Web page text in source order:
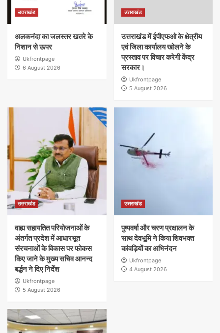
उत्तराखंड
अलकनंदा का जलस्तर खतरे के
निशान से ऊपर
Ukfrontpage
6 August 2026
उत्तराखंड
उत्तराखंड में ईपीएफओ के क्षेत्रीय
एवं जिला कार्यालय खोलने के
प्रस्ताव पर विचार करेगी केंद्र
सरकार।
Ukfrontpage
5 August 2026
उत्तराखंड
वाह्य सहायतित परियोजनाओं के
अंतर्गत प्रदेश में आधारभूत
संरचनाओं के विकास पर फोकस
किए जाने के मुख्य सचिव आनन्द
बर्द्धन ने दिए निर्देश
Ukfrontpage
5 August 2026
उत्तराखंड
पुष्पवर्षा और चरण प्रक्षालन के
साथ देवभूमि ने किया शिवभक्त
कांवड़ियों का अभिनंदन
Ukfrontpage
4 August 2026